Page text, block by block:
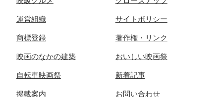
運営組織 サイトポリシー
商標登録 著作権・リンク
映画のなかの建築 おいしい映画祭
自転車映画祭 新着記事
掲載案内 お問い合わせ